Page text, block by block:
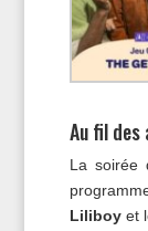
Au fil
La soirée
Liliboyet